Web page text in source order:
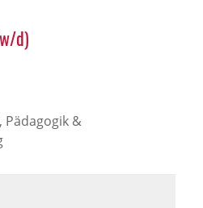
d)
Pädagogik &